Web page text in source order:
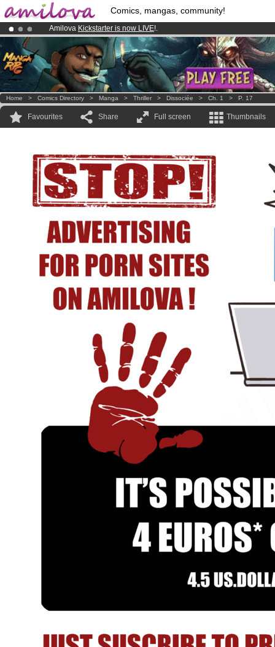
Comics, mangas, community!
Amilova Kickstarter is now LIVE!.
Premium membership from3.95 eurosper month !Get membership
Already 134393membersand 1208 comics & mangas!.
Home > Comics Directory > Manga > Thriller > Dissociée > Ch. 1 > P. 17
Favourites Share Full screen Thumbnails